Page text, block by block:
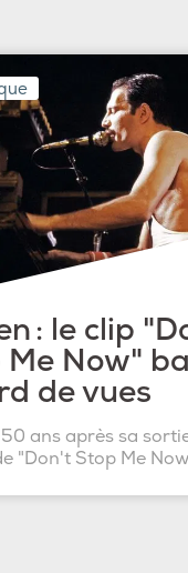
: le clip
Me Now"
de vues
ans après sa
"Don't Stop Me